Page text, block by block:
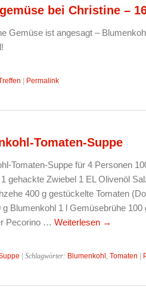
bei Christine –
Gemüse ist angesagt –
Permalink
Tomaten-Suppe
Tomaten-Suppe für 4 Personen
gehackte Zwiebel 1 EL Olivenöl
400 g gestückelte Tomaten
g Blumenkohl 1 l Gemüsebrühe 100
Pecorino … Weiterlesen →
| Schlagwörter: Blumenkohl , Tomaten